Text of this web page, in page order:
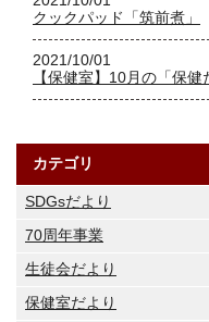
クックパッド「筑前煮」
2021/10/01
【保健室】10月の「保
カテゴリ
SDGsだより
70周年事業
生徒会だより
保健室だより